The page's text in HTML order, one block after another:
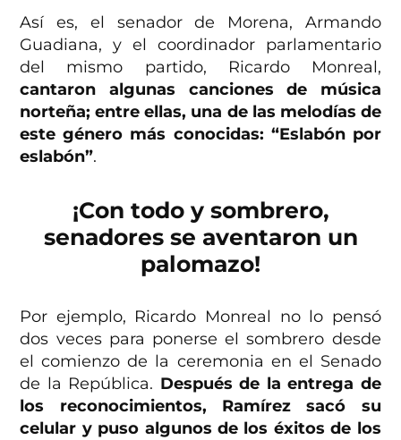
Así es, el senador de Morena, Armando
Guadiana, y el coordinador parlamentario
del mismo partido, Ricardo Monreal,
cantaron algunas canciones de música
norteña; entre ellas, una de las melodías de
este género más conocidas: “Eslabón por
eslabón”.
¡Con todo y sombrero,
senadores se aventaron un
palomazo!
Por ejemplo, Ricardo Monreal no lo pensó
dos veces para ponerse el sombrero desde
el comienzo de la ceremonia en el Senado
de la República. Después de la entrega de
los reconocimientos, Ramírez sacó su
celular y puso algunos de los éxitos de los